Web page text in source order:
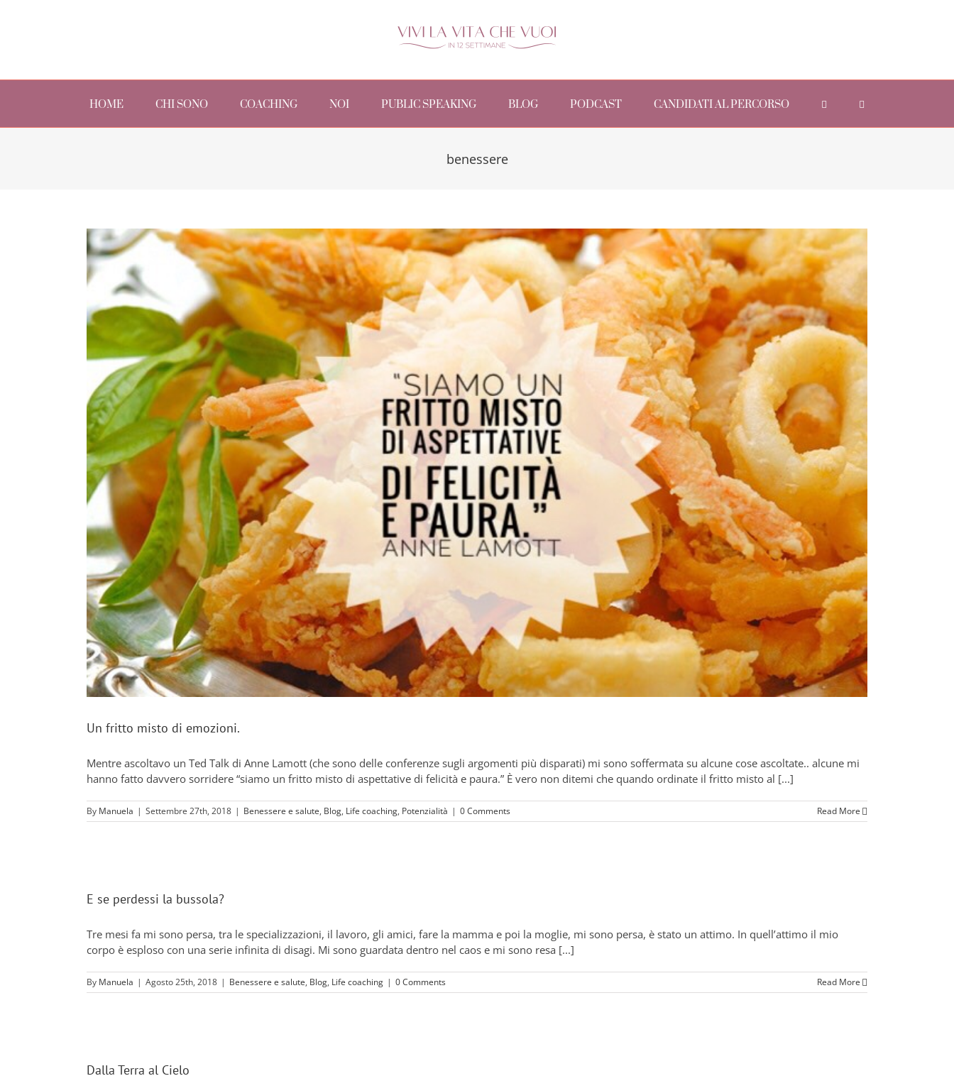
Search
HOME CHI SONO COACHING NOI PUBLIC SPEAKING BLOG PODCAST CANDIDATI AL PERCORSO
benessere
Un fritto misto di emozioni.
Mentre ascoltavo un Ted Talk di Anne Lamott (che sono delle conferenze sugli argomenti più disparati) mi sono soffermata su alcune cose ascoltate.. alcune mi
hanno fatto davvero sorridere “siamo un fritto misto di aspettative di felicità e paura.” È vero non ditemi che quando ordinate il fritto misto al [...]
By Manuela | Settembre 27th, 2018 | Benessere e salute, Blog, Life coaching, Potenzialità | 0 Comments Read More
E se perdessi la bussola?
Tre mesi fa mi sono persa, tra le specializzazioni, il lavoro, gli amici, fare la mamma e poi la moglie, mi sono persa, è stato un attimo. In quell’attimo il mio
corpo è esploso con una serie infinita di disagi. Mi sono guardata dentro nel caos e mi sono resa [...]
By Manuela | Agosto 25th, 2018 | Benessere e salute, Blog, Life coaching | 0 Comments Read More
Dalla Terra al Cielo